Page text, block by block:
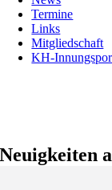
Termine
Links
Mitgliedschaft
KH-
Neuigkeiten